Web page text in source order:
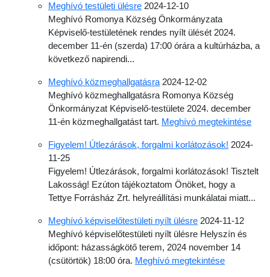
Meghívó testületi ülésre 2024-12-10
Meghívó Romonya Község Önkormányzata
Képviselő-testületének rendes nyílt ülését 2024.
december 11-én (szerda) 17:00 órára a kultúrházba, a
következő napirendi...
Meghívó közmeghallgatásra 2024-12-02
Meghívó közmeghallgatásra Romonya Község
Önkormányzat Képviselő-testülete 2024. december
11-én közmeghallgatást tart. Meghívó megtekintése
Figyelem! Útlezárások, forgalmi korlátozások! 2024-
11-25
Figyelem! Útlezárások, forgalmi korlátozások! Tisztelt
Lakosság! Ezúton tájékoztatom Önöket, hogy a
Tettye Forrásház Zrt. helyreállítási munkálatai miatt...
Meghívó képviselőtestületi nyílt ülésre 2024-11-12
Meghívó képviselőtestületi nyílt ülésre Helyszín és
időpont: házasságkötő terem, 2024 november 14
(csütörtök) 18:00 óra. Meghívó megtekintése